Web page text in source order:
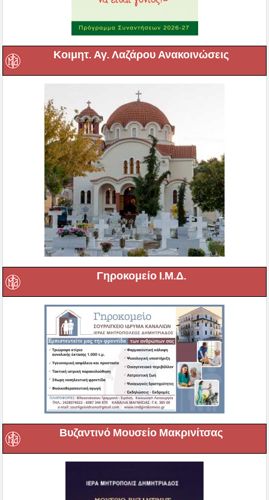
Κοιμητ. Αγ. Λαζάρου Ανακοινώσεις
Γηροκομείο Ι.Μ.Δ.
Βυζαντινό Μουσείο Μακρινίτσας